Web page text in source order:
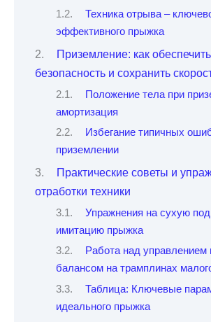
Техника отрыва –
эффективного прыжка
Приземление: как обеспечить
безопасность и сохранить
Положение тела при
амортизация
Избегание типичных
приземлении
Практические советы и
отработки техники
Упражнения на сухую
имитацию прыжка
Работа над управлением
балансом на трамплинах
Таблица: Ключевые
идеального прыжка